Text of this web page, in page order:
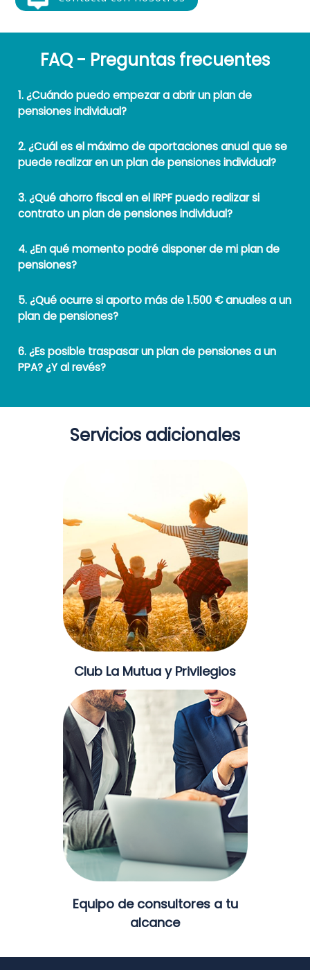
FAQ - Preguntas frecuentes
1. ¿Cuándo puedo empezar a abrir un plan de
pensiones individual?
2. ¿Cuál es el máximo de aportaciones anual que se
puede realizar en un plan de pensiones individual?
3. ¿Qué ahorro fiscal en el IRPF puedo realizar si
contrato un plan de pensiones individual?
4. ¿En qué momento podré disponer de mi plan de
pensiones?
5. ¿Qué ocurre si aporto más de 1.500 € anuales a un
plan de pensiones?
6. ¿Es posible traspasar un plan de pensiones a un
PPA? ¿Y al revés?
Servicios adicionales
Club La Mutua y Privilegios
Equipo de consultores a tu
alcance